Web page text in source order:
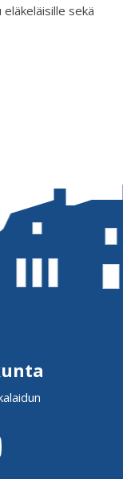
eläkeläisille sekä